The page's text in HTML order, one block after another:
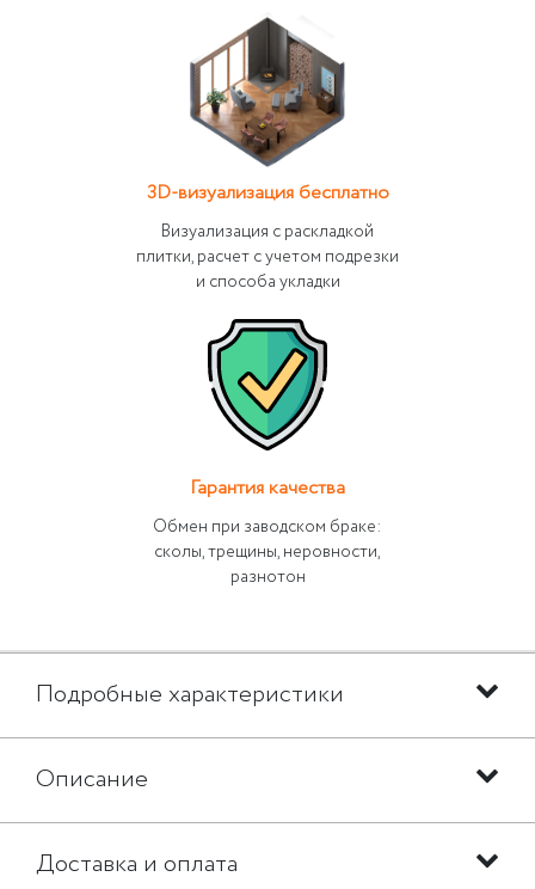
3D-визуализация бесплатно
Визуализация с раскладкой
плитки, расчет с учетом подрезки
и способа укладки
Гарантия качества
Обмен при заводском браке:
сколы, трещины, неровности,
разнотон
Подробные характеристики
Описание
Доставка и оплата